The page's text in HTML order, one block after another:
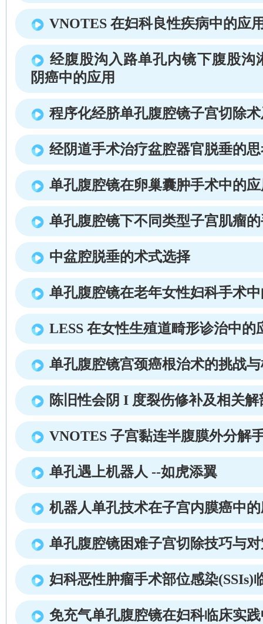
VNOTES 在妇科良性疾病中的应
经腹股沟入路单孔内镜下腹股沟
阴癌中的应用
程序化经脐单孔腹腔镜子宫切除
经阴道手术治疗盆腔器官脱垂的
单孔腹腔镜在卵巢囊肿手术中的
单孔腹腔镜下不同类型子宫肌瘤
中盆腔脱垂的术式选择
单孔腹腔镜在老年女性妇科手术
LESS 在女性生殖道畸形诊治中的
单孔腹腔镜宫颈癌根治术的挑战
陈旧性会阴 I 度裂伤修补及相关解
VNOTES 子宫黏连半腹膜外分解
单孔遇上机器人 --如虎添翼
机器人单孔技术在子宫内膜癌中
单孔腹腔镜困难子宫切除技巧与
妇科恶性肿瘤手术部位感染(SSIs)
免充气单孔腹腔镜在妇科临床实